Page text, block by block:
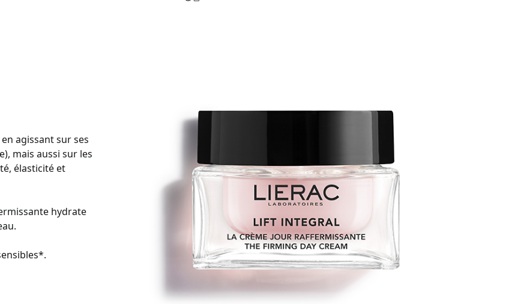
agissant sur ses
mais aussi sur les
élasticité et
hydrate